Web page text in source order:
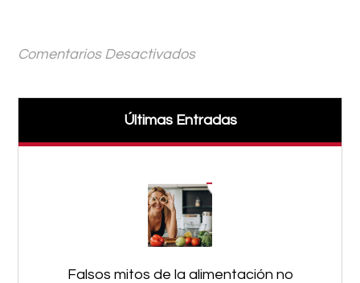
Comentarios Desactivados
Últimas Entradas
Falsos mitos de la alimentación no